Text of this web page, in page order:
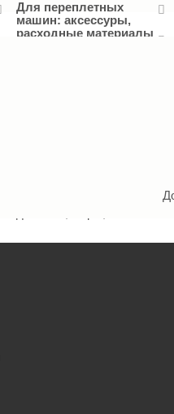
Для переплетных
машин: аксессуры,
расходные материалы